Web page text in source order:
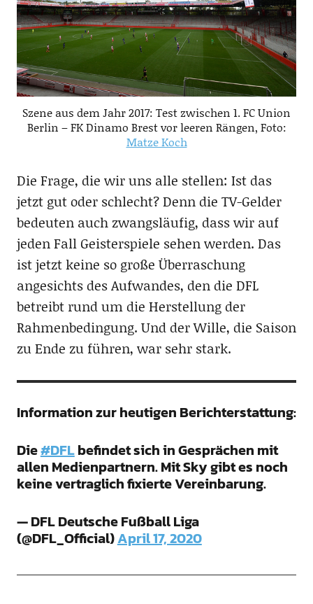
Szene aus dem Jahr 2017: Test zwischen 1. FC Union
Berlin – FK Dinamo Brest vor leeren Rängen, Foto:
Matze Koch
Die Frage, die wir uns alle stellen: Ist das
jetzt gut oder schlecht? Denn die TV-Gelder
bedeuten auch zwangsläufig, dass wir auf
jeden Fall Geisterspiele sehen werden. Das
ist jetzt keine so große Überraschung
angesichts des Aufwandes, den die DFL
betreibt rund um die Herstellung der
Rahmenbedingung. Und der Wille, die Saison
zu Ende zu führen, war sehr stark.
Information zur heutigen Berichterstattung:
Die#DFLbefindet sich in Gesprächen mit
allen Medienpartnern. Mit Sky gibt es noch
keine vertraglich fixierte Vereinbarung.
— DFL Deutsche Fußball Liga
(@DFL_Official)April 17, 2020